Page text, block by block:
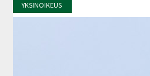
YKSINOIKEUS